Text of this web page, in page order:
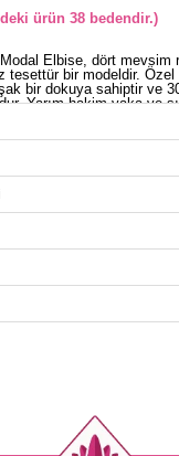
ürün 38 bedendir.)
Elbise, dört mevsim
tesettür bir modeldir. Özel
bir dokuya sahiptir ve
Yarım hakim yaka ve
ile şık bir görünüme
lastikli olan bu elbise,
BEDEN ÖLÇÜLERİ
102
106